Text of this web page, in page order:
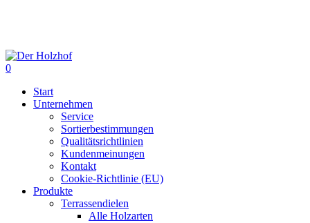
content
0
Start
Unternehmen
Service
Sortierbestimmungen
Qualitätsrichtlinien
Kundenmeinungen
Kontakt
Cookie-Richtlinie (EU)
Produkte
Terrassendielen
Alle Holzarten